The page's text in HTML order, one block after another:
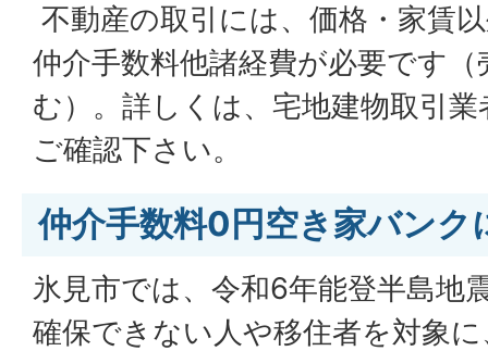
不動産の取引には、価格・家賃
仲介手数料他諸経費が必要です
む）。詳しくは、宅地建物取引
ご確認下さい。
仲介手数料0円空き家バンク
氷見市では、令和6年能登半島地
確保できない人や移住者を対象